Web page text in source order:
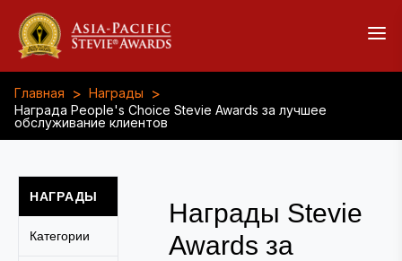
Главная > Награды >
Награда People's Choice Stevie Awards за лучшее
обслуживание клиентов
НАГРАДЫ
Категории
Награды Stevie
Awards за